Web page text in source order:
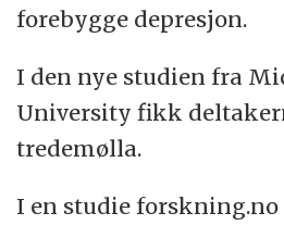
forebygge depresjon.
I den nye studien fra
University fikk
tredemølla.
I en studie forskning.no